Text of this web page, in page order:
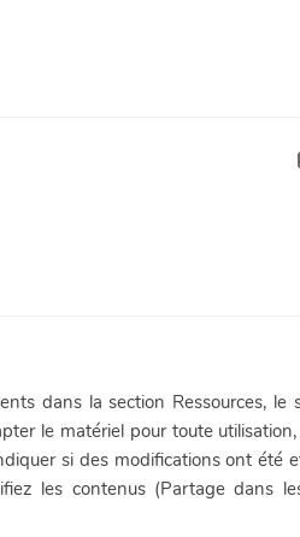
dans la section Ressources, le
le matériel pour toute
si des modifications ont été
les contenus (Partage dans